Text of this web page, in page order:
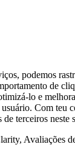
podemos
de
lo e
Com teu
de terceiros neste
Avaliações